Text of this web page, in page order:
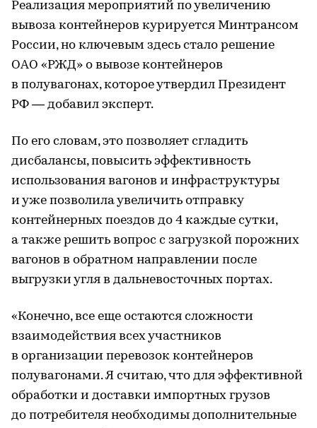
Реализация мероприятий по увеличению
вывоза контейнеров курируется Минтрансом
России, но ключевым здесь стало решение
ОАО «РЖД» о вывозе контейнеров
в полувагонах, которое утвердил Президент
РФ — добавил эксперт.
По его словам, это позволяет сгладить
дисбалансы, повысить эффективность
использования вагонов и инфраструктуры
и уже позволила увеличить отправку
контейнерных поездов до 4 каждые сутки,
а также решить вопрос с загрузкой порожних
вагонов в обратном направлении после
выгрузки угля в дальневосточных портах.
«Конечно, все еще остаются сложности
взаимодействия всех участников
в организации перевозок контейнеров
полувагонами. Я считаю, что для эффективной
обработки и доставки импортных грузов
до потребителя необходимы дополнительные